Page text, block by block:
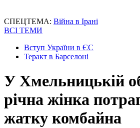
СПЕЦТЕМА: Війна в Ірані
ВСІ ТЕМИ
Вступ України в ЄС
Теракт в Барселоні
У Хмельницькій
річна жінка
жатку комбайна